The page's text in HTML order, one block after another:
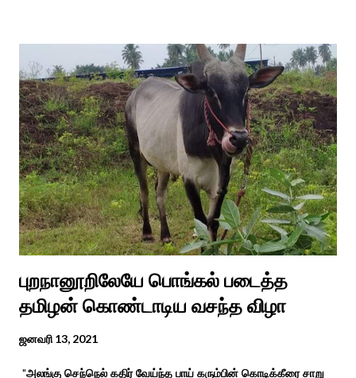
எடுத்த அய்யனார் என“வெட்டுடைய அய்யனார்“ நாமம் கோவில்
அமைத்து பூஜித்தனர். ஆங்கிலேய கிழக்கிந்திய ஆட்சியில் சிவகங்கை
இரண்டாம் மன்னர் முத்துவடுகநாதத் தேவர் ஆங்கிலேயரை எதிர்க்க
அவர்களால் காளையார் கோவிலில் இரண்டாம் மனைவி கௌரி
நாச்சியாருடன் கொல்லபட்டார். அவரது முதல் மனைவி
வேலுநாச்சியார...
புறநானூறிலேயே பொங்கல் படைத்த
தமிழன் கொண்டாடிய வசந்த விழா
ஜனவரி 13, 2021
"அலங்கு செந்நெல் கதிர் வேய்ந்த பாய் கரும்பின் கொடிக்கீரை சாறு